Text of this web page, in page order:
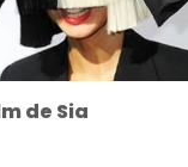
de Sia